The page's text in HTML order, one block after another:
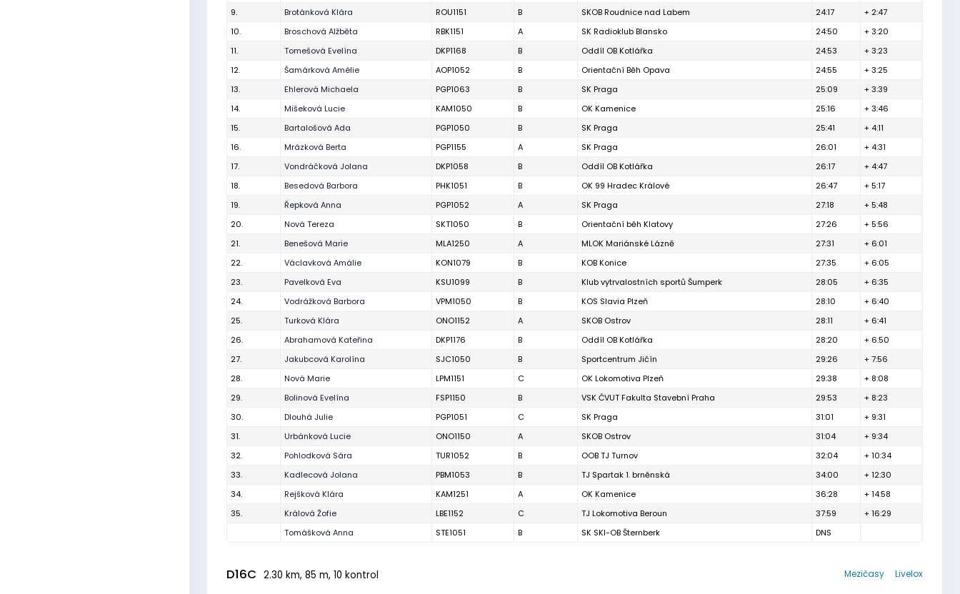
9.
Brotánková Klára ROU1151 B SKOB Roudnice nad Labem 24:17
+ 2:47
10.
Broschová Alžběta RBK1151 A SK Radioklub Blansko 24:50
+ 3:20
11.
Tomešová Evelína DKP1168 B Oddíl OB Kotlářka 24:53
+ 3:23
12.
Šamárková Amélie AOP1052 B Orientační Běh Opava 24:55
+ 3:25
13.
Ehlerová Michaela PGP1063 B SK Praga 25:09
+ 3:39
14.
Mišeková Lucie KAM1050 B OK Kamenice 25:16
+ 3:46
15.
Bartalošová Ada PGP1050 B SK Praga 25:41
+ 4:11
16.
Mrázková Berta PGP1155 A SK Praga 26:01
+ 4:31
17.
Vondráčková Jolana DKP1058 B Oddíl OB Kotlářka 26:17
+ 4:47
18.
Besedová Barbora PHK1051 B OK 99 Hradec Králové 26:47
+ 5:17
19.
Řepková Anna PGP1052 A SK Praga 27:18
+ 5:48
20.
Nová Tereza SKT1050 B Orientační běh Klatovy 27:26
+ 5:56
21.
Benešová Marie MLA1250 A MLOK Mariánské Lázně 27:31
+ 6:01
22.
Václavková Amálie KON1079 B KOB Konice 27:35
+ 6:05
23.
Pavelková Eva KSU1099 B Klub vytrvalostních sportů Šumperk 28:05
+ 6:35
24.
Vodrážková Barbora VPM1050 B KOS Slavia Plzeň 28:10
+ 6:40
25.
Turková Klára ONO1152 A SKOB Ostrov 28:11
+ 6:41
26.
Abrahamová Kateřina DKP1176 B Oddíl OB Kotlářka 28:20
+ 6:50
27.
Jakubcová Karolína SJC1050 B Sportcentrum Jičín 29:26
+ 7:56
28.
Nová Marie LPM1151 C OK Lokomotiva Plzeň 29:38
+ 8:08
29.
Bolinová Evelína FSP1150 B VSK ČVUT Fakulta Stavební Praha 29:53
+ 8:23
30.
Dlouhá Julie PGP1051 C SK Praga 31:01
+ 9:31
31.
Urbánková Lucie ONO1150 A SKOB Ostrov 31:04
+ 9:34
32.
Pohlodková Sára TUR1052 B OOB TJ Turnov 32:04
+ 10:34
33.
Kadlecová Jolana PBM1053 B TJ Spartak 1. brněnská 34:00
+ 12:30
34.
Rejšková Klára KAM1251 A OK Kamenice 36:28
+ 14:58
35.
Králová Žofie LBE1152 C TJ Lokomotiva Beroun 37:59
+ 16:29
Tomášková Anna
STE1051 B SK SKI-OB Šternberk DNS
D16C 2.30 km, 85 m, 10 kontrol Livelox
Mezičasy